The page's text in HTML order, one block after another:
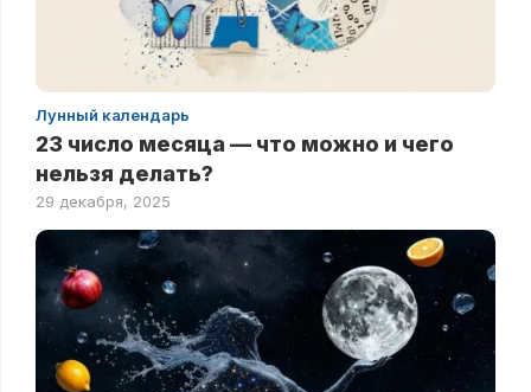
Лунный календарь
23 число месяца — что можно и чего
нельзя делать?
29 декабря, 2025